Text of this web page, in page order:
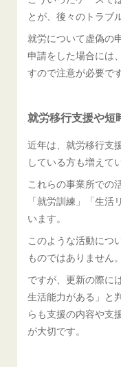
とが、後々のトラブ
就労について虚偽の
申請をした場合には
すので注意が必要です
就労移行支援や短
近年は、就労移行支
している方も増えて
これらの事業所での
「就労訓練」「生
います。
このような活動につ
ものではありません。
ですが、更新の際に
生活能力がある」と
らも支援の内容や支
が大切です。